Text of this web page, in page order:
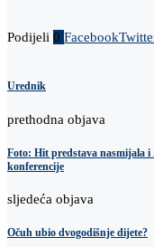
Podijeli 0 Facebook
Urednik
prethodna objava
Foto: Hit predstava nasmijala
konferencije
sljedeća objava
Očuh ubio dvogodišnje dijete?